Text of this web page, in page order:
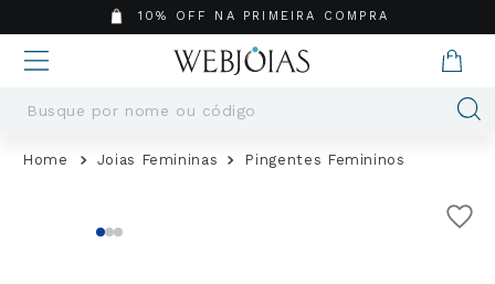
10% OFF NA PRIMEIRA COMPRA
Busque por nome ou código
Joias Femininas Pingentes Femininos
Termos mais buscados